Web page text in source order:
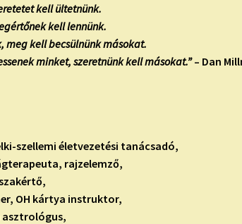
kell ültetnünk.
kell lennünk.
meg kell becsülnünk másokat.
minket, szeretnünk kell másokat.”– Dan
szellemi életvezetési tanácsadó,
rajzelemző,
OH kártya instruktor,